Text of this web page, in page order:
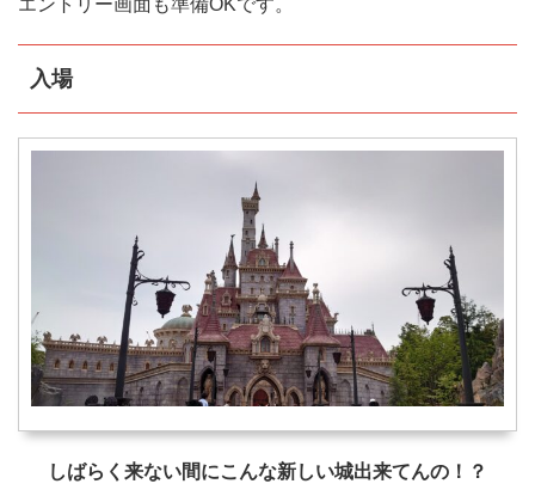
入場
しばらく来ない間にこんな新しい城出来てんの！？